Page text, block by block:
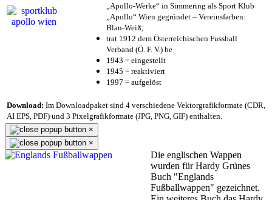
„Apollo-Werke“ in Simmering als Sport Klub
„Apollo“ Wien gegründet – Vereinsfarben:
Blau-Weiß;
trat 1912 dem Österreichischen Fussball
Verband (Ö. F. V.) be
1943 = eingestellt
1945 = reaktiviert
1997 = aufgelöst
Download: Im Downloadpaket sind 4 verschiedene Vektorgrafikformate (CDR,
AI EPS, PDF) und 3 Pixelgrafikformate (JPG, PNG, GIF) enthalten.
×
×
Die englischen Wappen
wurden für Hardy Grünes
Buch "Englands
Fußballwappen" gezeichnet.